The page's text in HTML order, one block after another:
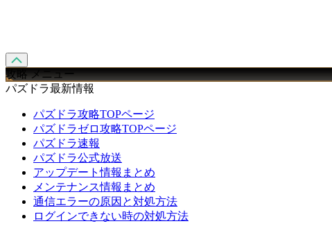
攻略 メニュー
パズドラ最新情報
パズドラ攻略TOPページ
パズドラゼロ攻略TOPページ
パズドラ速報
パズドラ公式放送
アップデート情報まとめ
メンテナンス情報まとめ
通信エラーの原因と対処方法
ログインできない時の対処方法